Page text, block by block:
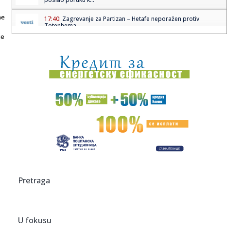
17:40: Zagrevanje za Partizan – Hetafe neporažen protiv
Totenhema
17:38:GO SNS Novi Sad: Osuđujemo monstruozne pretnje
gradonačelniku M...
17:38:Britni Spirs slomljena - otkrila šta joj je rekao sin: "Osećam
Осуђујемо монструозне претње ...
17:34:Đokić od heroja do veta za nekoliko meseci; "Studentska
17:29:
Pretraga
U fokusu